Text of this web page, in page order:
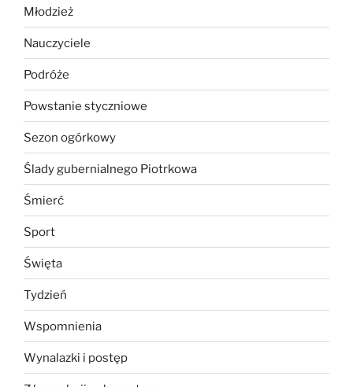
Młodzież
Nauczyciele
Podróże
Powstanie styczniowe
Sezon ogórkowy
Ślady gubernialnego Piotrkowa
Śmierć
Sport
Święta
Tydzień
Wspomnienia
Wynalazki i postęp